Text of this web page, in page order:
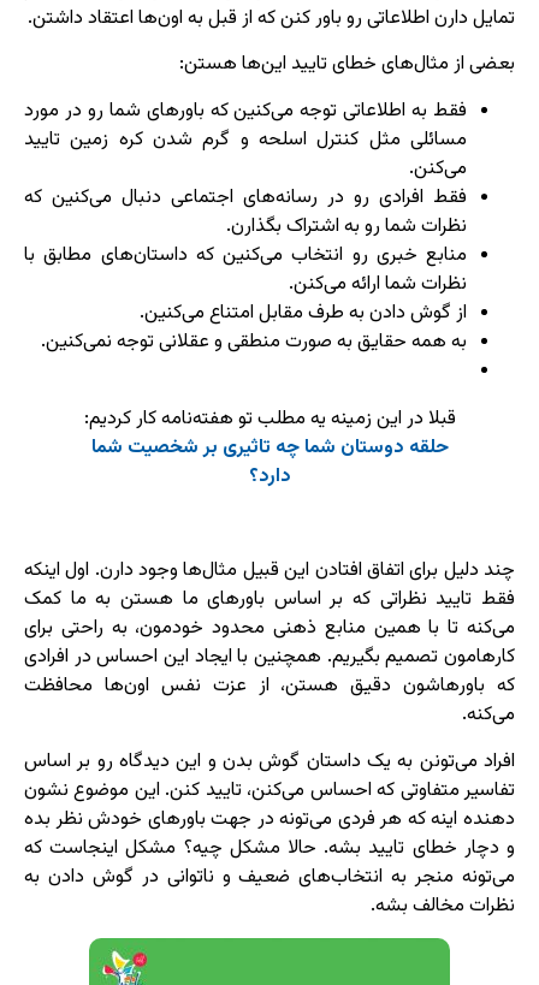
تمایل دارن اطلاعاتی رو باور کنن که از قبل به اون‌ها اعتقاد داشتن.
بعضی از مثال‌های خطای تایید این‌ها هستن:
فقط به اطلاعاتی توجه می‌کنین که باورهای شما رو در مورد
مسائلی مثل کنترل اسلحه و گرم شدن کره زمین تایید
می‌کنن.
فقط افرادی رو در رسانه‌های اجتماعی دنبال می‌کنین که
نظرات شما رو به اشتراک بگذارن.
منابع خبری رو انتخاب می‌کنین که داستان‌های مطابق با
نظرات شما ارائه می‌کنن.
از گوش دادن به طرف مقابل امتناع می‌کنین.
به همه حقایق به صورت منطقی و عقلانی توجه نمی‌کنین.
قبلا در این زمینه یه مطلب تو هفته‌نامه کار کردیم:
حلقه دوستان شما چه تاثیری بر شخصیت شما
دارد؟
چند دلیل برای اتفاق افتادن این قبیل مثال‌ها وجود دارن. اول اینکه
فقط تایید نظراتی که بر اساس باورهای ما هستن به ما کمک
می‌کنه تا با همین منابع ذهنی محدود خودمون، به راحتی برای
کارهامون تصمیم بگیریم. همچنین با ایجاد این احساس در افرادی
که باورهاشون دقیق هستن، از عزت نفس اون‌ها محافظت
می‌کنه.
افراد می‌تونن به یک داستان گوش بدن و این دیدگاه رو بر اساس
تفاسیر متفاوتی که احساس می‌کنن، تایید کنن. این موضوع نشون
دهنده اینه که هر فردی می‌تونه در جهت باورهای خودش نظر بده
و دچار خطای تایید بشه. حالا مشکل چیه؟ مشکل اینجاست که
می‌تونه منجر به انتخاب‌های ضعیف و ناتوانی در گوش دادن به
نظرات مخالف بشه.